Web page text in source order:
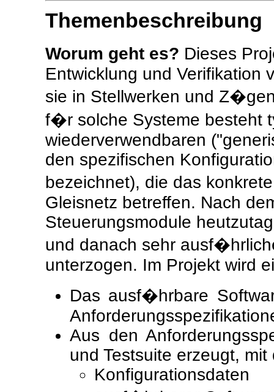
Themenbeschreibung
Worum geht es? Dieses
Entwicklung und Verifikation
sie in Stellwerken und
f�r solche Systeme besteht
wiederverwendbaren
den spezifischen
bezeichnet), die das
Gleisnetz betreffen. Nach
Steuerungsmodule
und danach sehr
unterzogen. Im Projekt wird
Das ausf�hrbare
Aus den
und Testsuite erzeugt,
Konfigurationsdaten